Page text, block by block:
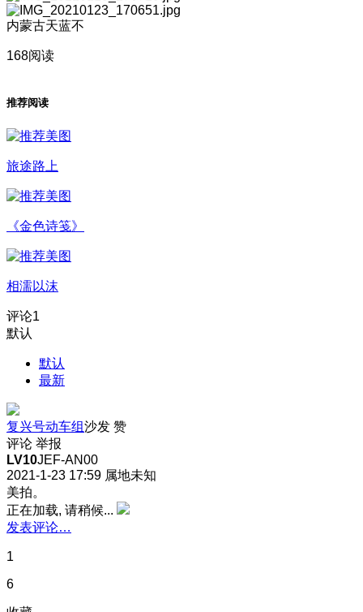
内蒙古天蓝不
168阅读
推荐阅读
旅途路上
《金色诗笺》
相濡以沫
评论1
默认
默认
最新
复兴号动车组沙发 赞
评论 举报
LV10JEF-AN00
2021-1-23 17:59 属地未知
美拍。
正在加载, 请稍候...
发表评论…
1
6